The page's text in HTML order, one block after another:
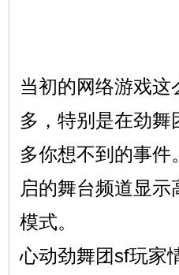
当初的网络游戏
多，特别是在劲
多你想不到的事
启的舞台频道显
模式。
心动劲舞团sf玩家